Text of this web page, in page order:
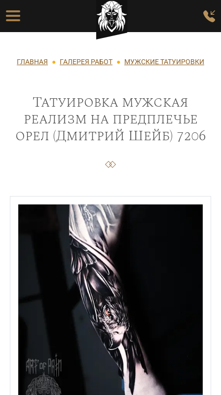
Перейти к основному содержанию
Основная навигация
Строка навигации
ГЛАВНАЯ ГАЛЕРЕЯ РАБОТ МУЖСКИЕ ТАТУИРОВКИ
Татуировка мужская
реализм на предплечье
орел (Дмитрий Шейб) 7206